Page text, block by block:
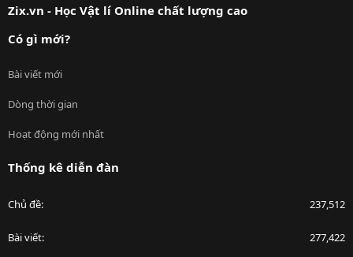
Zix.vn - Học Vật lí Online chất lượng cao
Có gì mới?
Bài viết mới
Dòng thời gian
Hoạt động mới nhất
Thống kê diễn đàn
Chủ đề 237,512
Bài viết 277,422